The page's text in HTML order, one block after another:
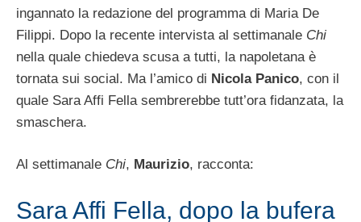
ingannato la redazione del programma di Maria De
Filippi. Dopo la recente intervista al settimanale Chi
nella quale chiedeva scusa a tutti, la napoletana è
tornata sui social. Ma l’amico di Nicola Panico, con il
quale Sara Affi Fella sembrerebbe tutt’ora fidanzata, la
smaschera.
Al settimanale Chi, Maurizio, racconta:
Sara Affi Fella, dopo la bufera